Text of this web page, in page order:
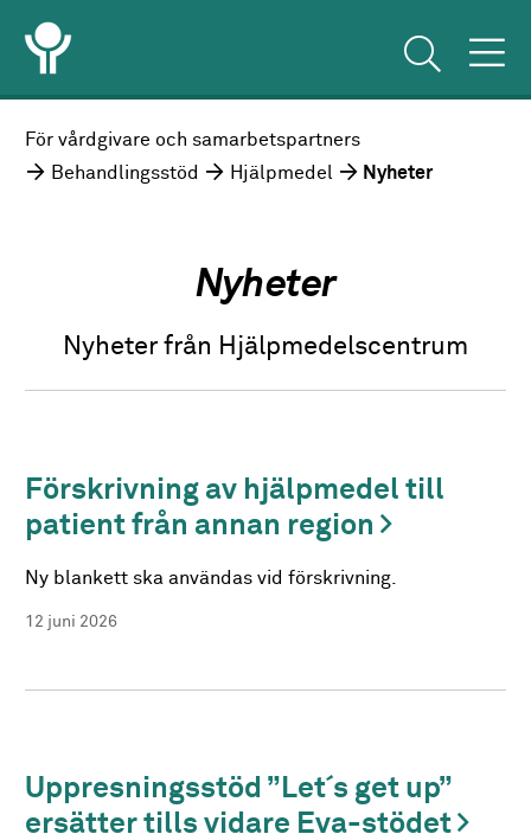
För vårdgivare och samarbetspartners
Behandlingsstöd
Hjälpmedel Nyheter
Nyheter
Nyheter från Hjälpmedelscentrum
Förskrivning av hjälpmedel till
patient från annan region
Ny blankett ska användas vid förskrivning.
12 juni 2026
Uppresningsstöd ”Let´s get up”
ersätter tills vidare Eva-stödet